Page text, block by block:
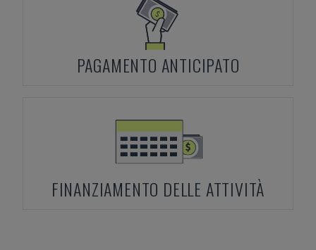
PAGAMENTO ANTICIPATO
FINANZIAMENTO DELLE ATTIVITÀ